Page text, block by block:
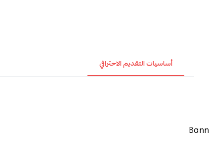
أساسيات التقديم الاحترافي